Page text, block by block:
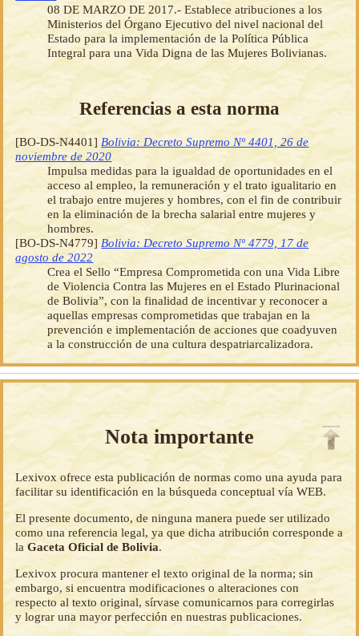
08 DE MARZO DE 2017.- Establece atribuciones a los
Ministerios del Órgano Ejecutivo del nivel nacional del
Estado para la implementación de la Política Pública
Integral para una Vida Digna de las Mujeres Bolivianas.
Referencias a esta norma
[BO-DS-N4401] Bolivia: Decreto Supremo Nº 4401, 26 de
noviembre de 2020
Impulsa medidas para la igualdad de oportunidades en el
acceso al empleo, la remuneración y el trato igualitario en
el trabajo entre mujeres y hombres, con el fin de contribuir
en la eliminación de la brecha salarial entre mujeres y
hombres.
[BO-DS-N4779] Bolivia: Decreto Supremo Nº 4779, 17 de
agosto de 2022
Crea el Sello “Empresa Comprometida con una Vida Libre
de Violencia Contra las Mujeres en el Estado Plurinacional
de Bolivia”, con la finalidad de incentivar y reconocer a
aquellas empresas comprometidas que trabajan en la
prevención e implementación de acciones que coadyuven
a la construcción de una cultura despatriarcalizadora.
Nota importante
Lexivox ofrece esta publicación de normas como una ayuda para
facilitar su identificación en la búsqueda conceptual vía WEB.
El presente documento, de ninguna manera puede ser utilizado
como una referencia legal, ya que dicha atribución corresponde a
laGaceta Oficial de Bolivia.
Lexivox procura mantener el texto original de la norma; sin
embargo, si encuentra modificaciones o alteraciones con
respecto al texto original, sírvase comunicarnos para corregirlas
y lograr una mayor perfección en nuestras publicaciones.